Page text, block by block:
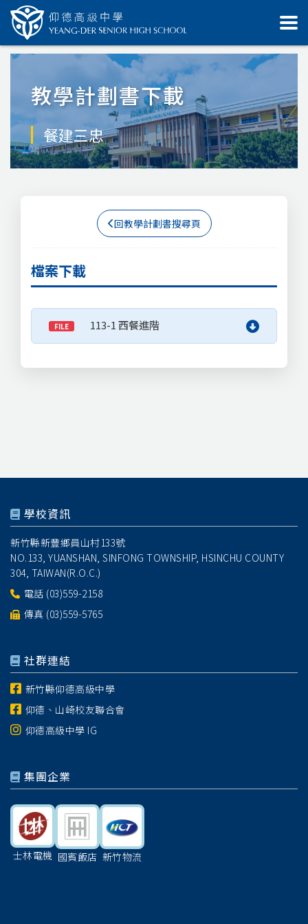
教學計劃書下載
餐建三忠
回教學計劃書搜尋頁
檔案下載
FILE 113-1 西餐進階
學校資訊
新竹縣新豐鄉員山村133號
NO.133, YUANSHAN, SINFONG TOWNSHIP, HSINCHU COUNTY
304, TAIWAN(R.O.C.)
電話 (03)559-2158
傳真 (03)559-5765
社群連結
新竹縣仰德高級中學
仰德、山崎校友聯合會
仰德高級中學 IG
集團企業
士林電機 國賓飯店 新竹物流